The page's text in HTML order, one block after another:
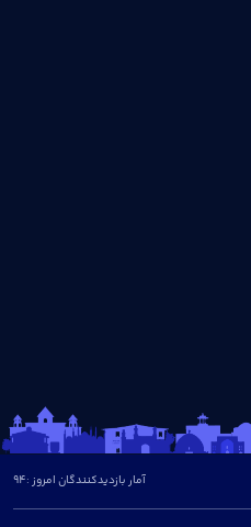
آمار بازدیدکنندگان امروز :94